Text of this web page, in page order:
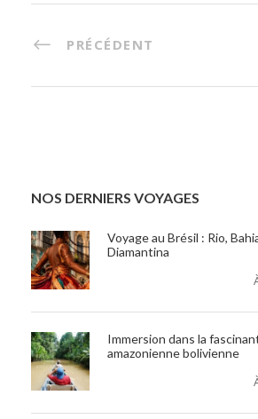
PRÉCÉDENT
NOS DERNIERS VOYAGES
Voyage au Brésil : Rio,
Diamantina
Immersion dans la
amazonienne bolivienne